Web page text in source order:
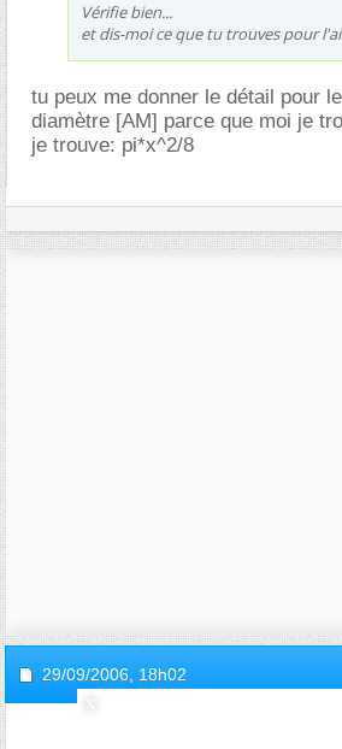
Vérifie bien...
et dis-moi ce que tu trouves pour
tu peux me donner le détail pour
diamètre [AM] parce que moi je
je trouve: pi*x^2/8
29/09/2006, 18h02